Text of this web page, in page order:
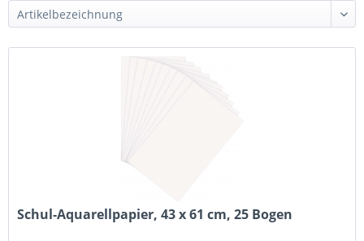
Schul-Aquarellpapier, 43 x 61 cm, 25 Bogen